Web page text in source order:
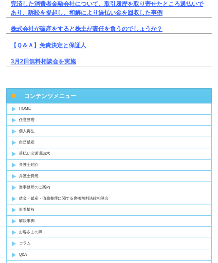
完済した消費者金融会社について、取引履歴を取り寄せたところ過払いで
あり、訴訟を提起し、和解により過払い金を回収した事例
株式会社が破産をすると株主が責任を負うのでしょうか？
【Ｑ＆Ａ】免責決定と保証人
3月2日無料相談会を実施
コンテンツメニュー
HOME
任意整理
個人再生
自己破産
過払い金返還請求
弁護士紹介
弁護士費用
当事務所のご案内
借金・破産・債務整理に関する豊橋無料法律相談会
新着情報
解決事例
お客さまの声
コラム
Q&A